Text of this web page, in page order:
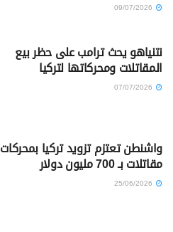
نتنياهو يحث ترامب على حظر بيع
المقاتلات ومحركاتها لتركيا
واشنطن تعتزم تزويد تركيا بمحركات
مقاتلات بـ 700 مليون دولار